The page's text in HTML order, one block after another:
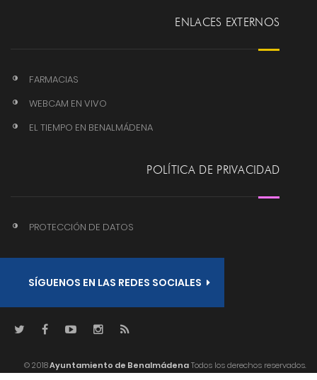
ENLACES EXTERNOS
FARMACIAS
WEBCAM EN VIVO
EL TIEMPO EN BENALMÁDENA
POLÍTICA DE PRIVACIDAD
PROTECCIÓN DE DATOS
SÍGUENOS EN LAS REDES SOCIALES
© 2018Ayuntamiento de BenalmádenaTodos los derechos reservados.